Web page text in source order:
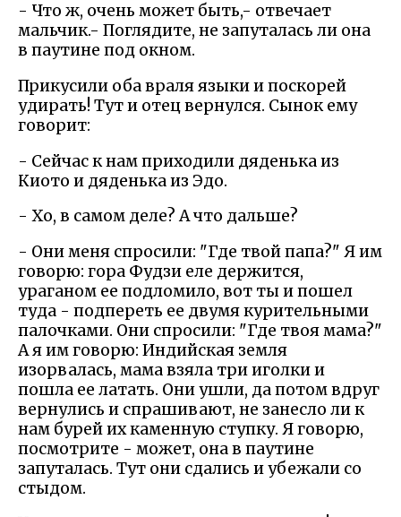
- Что ж, очень может быть,- отвечает
мальчик.- Поглядите, не запуталась ли она
в паутине под окном.
Прикусили оба враля языки и поскорей
удирать! Тут и отец вернулся. Сынок ему
говорит:
- Сейчас к нам приходили дяденька из
Киото и дяденька из Эдо.
- Хо, в самом деле? А что дальше?
- Они меня спросили: "Где твой папа?" Я им
говорю: гора Фудзи еле держится,
ураганом ее подломило, вот ты и пошел
туда - подпереть ее двумя курительными
палочками. Они спросили: "Где твоя мама?"
А я им говорю: Индийская земля
изорвалась, мама взяла три иголки и
пошла ее латать. Они ушли, да потом вдруг
вернулись и спрашивают, не занесло ли к
нам бурей их каменную ступку. Я говорю,
посмотрите - может, она в паутине
запуталась. Тут они сдались и убежали со
стыдом.